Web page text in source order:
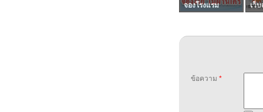
จองโรงแรม เว็บ
ข้อความ *